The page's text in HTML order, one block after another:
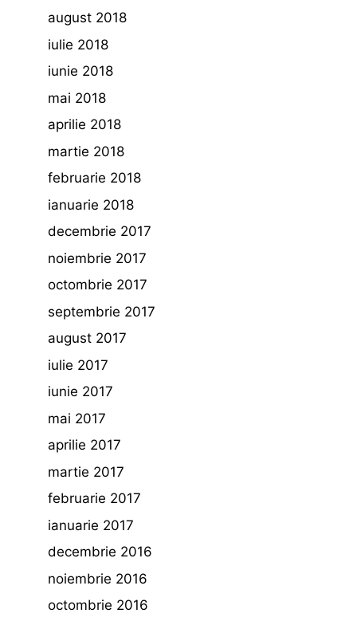
august 2018
iulie 2018
iunie 2018
mai 2018
aprilie 2018
martie 2018
februarie 2018
ianuarie 2018
decembrie 2017
noiembrie 2017
octombrie 2017
septembrie 2017
august 2017
iulie 2017
iunie 2017
mai 2017
aprilie 2017
martie 2017
februarie 2017
ianuarie 2017
decembrie 2016
noiembrie 2016
octombrie 2016